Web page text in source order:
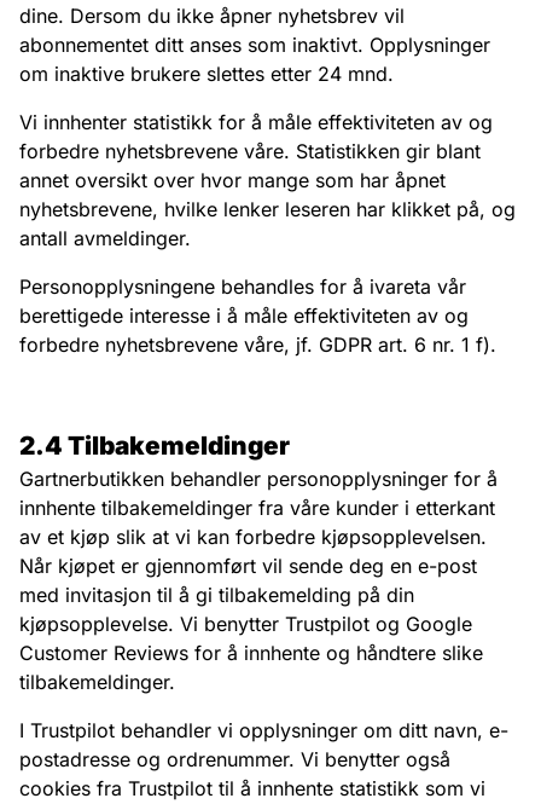
dine. Dersom du ikke åpner nyhetsbrev vil
abonnementet ditt anses som inaktivt. Opplysninger
om inaktive brukere slettes etter 24 mnd.
Vi innhenter statistikk for å måle effektiviteten av og
forbedre nyhetsbrevene våre. Statistikken gir blant
annet oversikt over hvor mange som har åpnet
nyhetsbrevene, hvilke lenker leseren har klikket på, og
antall avmeldinger.
Personopplysningene behandles for å ivareta vår
berettigede interesse i å måle effektiviteten av og
forbedre nyhetsbrevene våre, jf. GDPR art. 6 nr. 1 f).
2.4 Tilbakemeldinger
Gartnerbutikken behandler personopplysninger for å
innhente tilbakemeldinger fra våre kunder i etterkant
av et kjøp slik at vi kan forbedre kjøpsopplevelsen.
Når kjøpet er gjennomført vil sende deg en e-post
med invitasjon til å gi tilbakemelding på din
kjøpsopplevelse. Vi benytter Trustpilot og Google
Customer Reviews for å innhente og håndtere slike
tilbakemeldinger.
I Trustpilot behandler vi opplysninger om ditt navn, e-
postadresse og ordrenummer. Vi benytter også
cookies fra Trustpilot til å innhente statistikk som vi